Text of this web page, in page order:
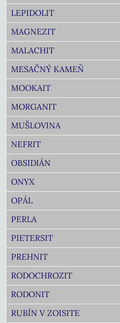
LEPIDOLIT
MAGNEZIT
MALACHIT
MESAČNÝ KAMEŇ
MOOKAIT
MORGANIT
MUŠLOVINA
NEFRIT
OBSIDIÁN
ONYX
OPÁL
PERLA
PIETERSIT
PREHNIT
RODOCHROZIT
RODONIT
RUBÍN V ZOISITE